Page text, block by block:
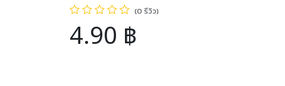
(0 รีวิว)
4.90 ฿